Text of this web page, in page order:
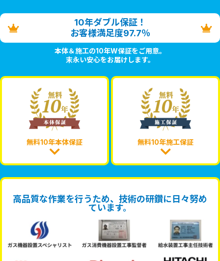
10年ダブル保証！
お客様満足度97.7％
本体＆施工の10年W保証をご用意。
末永い安心をお届けします。
無料10年本体保証 無料10年施工保証
高品質な作業を行うため、技術の研鑽に日々努め
ています。